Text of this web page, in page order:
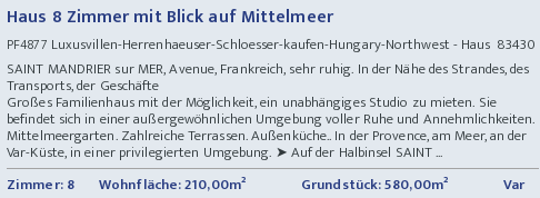
Haus 8 Zimmer mit Blick auf Mittelmeer
PF4877 Luxusvillen-Herrenhaeuser-Schloesser-kaufen-Hungary-Northwest - Haus 83430
SAINT MANDRIER sur MER, Avenue, Frankreich, sehr ruhig. In der Nähe des Strandes, des
Transports, der Geschäfte
Großes Familienhaus mit der Möglichkeit, ein unabhängiges Studio zu mieten. Sie
befindet sich in einer außergewöhnlichen Umgebung voller Ruhe und Annehmlichkeiten.
Mittelmeergarten. Zahlreiche Terrassen. Außenküche.. In der Provence, am Meer, an der
Var-Küste, in einer privilegierten Umgebung. ➤ Auf der Halbinsel SAINT ...
Zimmer: 8
Wohnfläche: 210,00m² Grundstück: 580,00m²
Var